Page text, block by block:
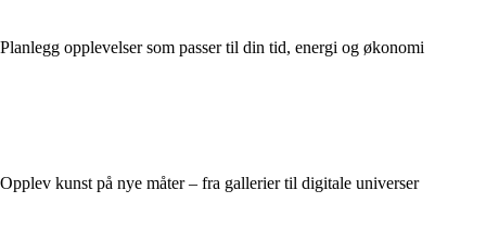
Planlegg opplevelser som passer til din tid, energi og økonomi
Opplev kunst på nye måter – fra gallerier til digitale universer